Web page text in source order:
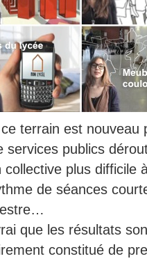
terrain est nouveau
services publics
plus difficile
de séances
que les résultats
constitué de